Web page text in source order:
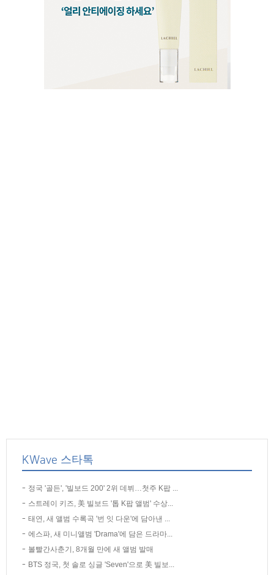
KWave 스타톡
정국 '골든', '빌보드 200' 2위 데뷔…첫주 K팝 ...
스트레이 키즈, 美 빌보드 '톱 K팝 앨범' 수상...
태연, 새 앨범 수록곡 '번 잇 다운'에 담아낸 ...
에스파, 새 미니앨범 'Drama'에 담은 드라마...
볼빨간사춘기, 8개월 만에 새 앨범 발매
BTS 정국, 첫 솔로 싱글 'Seven'으로 美 빌보...